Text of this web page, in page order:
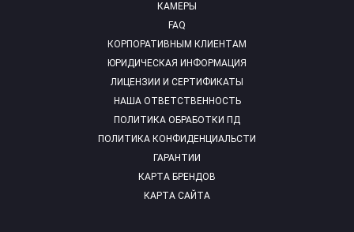
КАМЕРЫ
FAQ
КОРПОРАТИВНЫМ КЛИЕНТАМ
ЮРИДИЧЕСКАЯ ИНФОРМАЦИЯ
ЛИЦЕНЗИИ И СЕРТИФИКАТЫ
НАША ОТВЕТСТВЕННОСТЬ
ПОЛИТИКА ОБРАБОТКИ ПД
ПОЛИТИКА КОНФИДЕНЦИАЛЬСТИ
ГАРАНТИИ
КАРТА БРЕНДОВ
КАРТА САЙТА